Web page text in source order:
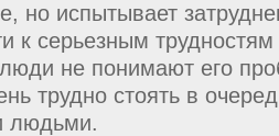
но испытывает
к серьезным
не понимают его
трудно стоять в
людьми.